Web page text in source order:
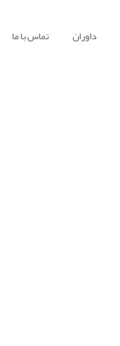
داوران تماس با ما